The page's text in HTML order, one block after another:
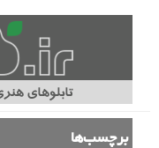
برچسب‌ها